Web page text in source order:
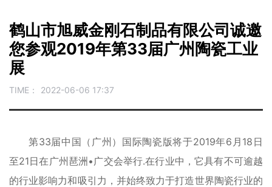
鹤山市旭威金刚石制品有限公司诚邀
您参观2019年第33届广州陶瓷工业
展
TIME： 2022-06-06 17:37
第33届中国（广州）国际陶瓷版将于2019年6月18日
至21日在广州琶洲•广交会举行.在行业中，它具有不可逾越
的行业影响力和吸引力，并始终致力于打造世界陶瓷行业的